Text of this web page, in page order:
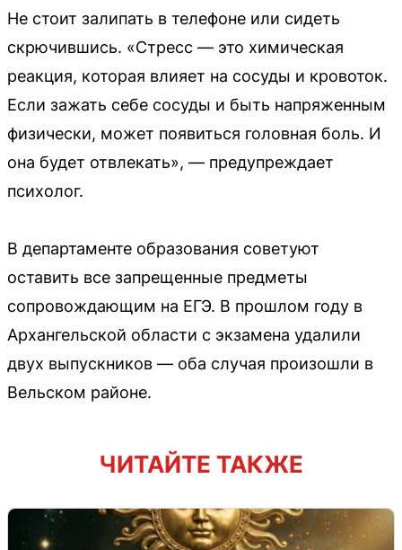
Не стоит залипать в телефоне или сидеть
скрючившись. «Стресс — это химическая
реакция, которая влияет на сосуды и кровоток.
Если зажать себе сосуды и быть напряженным
физически, может появиться головная боль. И
она будет отвлекать», — предупреждает
психолог.
В департаменте образования советуют
оставить все запрещенные предметы
сопровождающим на ЕГЭ. В прошлом году в
Архангельской области с экзамена удалили
двух выпускников — оба случая произошли в
Вельском районе.
ЧИТАЙТЕ ТАКЖЕ